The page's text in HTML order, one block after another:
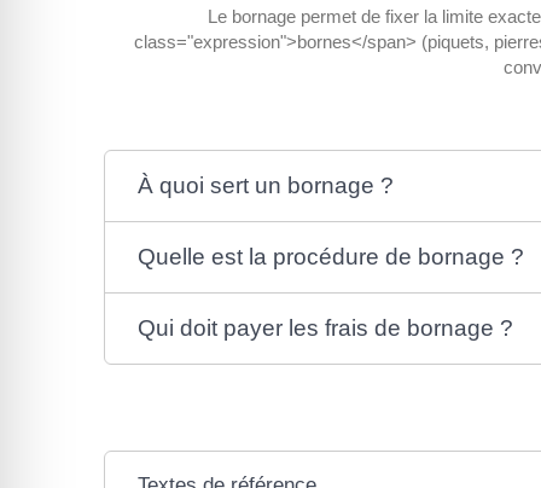
Le bornage permet de fixer la limite
class="expression">bornes</span> (piquets,
À quoi sert un bornage ?
Quelle est la procédure de bornage ?
Qui doit payer les frais de bornage ?